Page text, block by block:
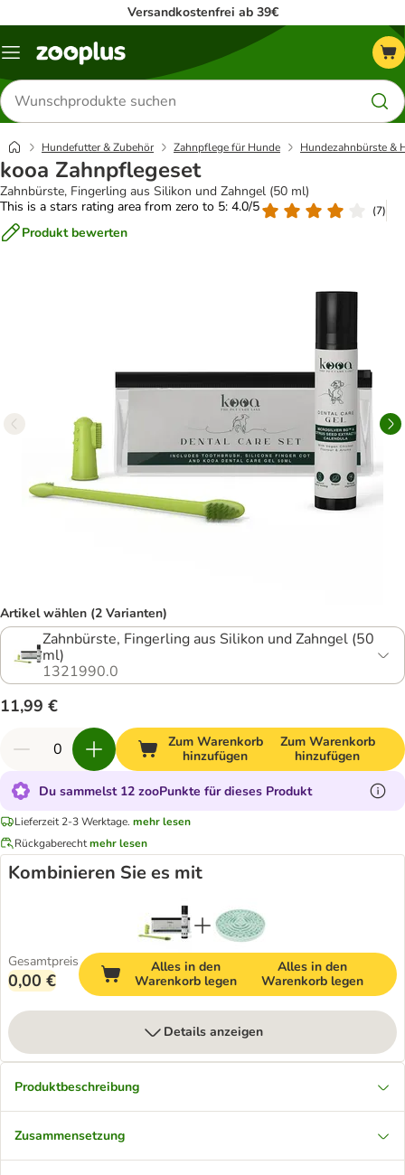
Versandkostenfrei ab 39€
Menü
Produkte
suchen
Hundefutter & Zubehör Zahnpflege für Hunde Hundezahnbürste &
kooa Zahnpflegeset
Zahnbürste, Fingerling aus Silikon und Zahngel (50 ml)
This is a stars rating area from zero to 5: 4.0/5
(7)
Produkt bewerten
Artikel wählen (2 Varianten)
Zahnbürste, Fingerling aus Silikon und Zahngel (50
ml)
1321990.0
11,99 €
Zum Warenkorb
hinzufügen
Zum Warenkorb
hinzufügen
Du sammelst 12 zooPunkte für dieses Produkt
Lieferzeit 2-3 Werktage. mehr lesen
Rückgaberechtmehr lesen
Kombinieren Sie es mit
Gesamtpreis
0,00 €
Alles in den
Warenkorb legen
Alles in den
Warenkorb legen
Details anzeigen
Produktbeschreibung
Zusammensetzung